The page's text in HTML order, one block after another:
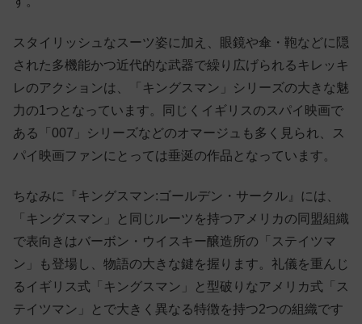
スタイリッシュなスーツ姿に加え、眼鏡や傘・鞄などに隠
された多機能かつ近代的な武器で繰り広げられるキレッキ
レのアクションは、「キングスマン」シリーズの大きな魅
力の1つとなっています。同じくイギリスのスパイ映画で
ある「007」シリーズなどのオマージュも多く見られ、ス
パイ映画ファンにとっては垂涎の作品となっています。
ちなみに『キングスマン:ゴールデン・サークル』には、
「キングスマン」と同じルーツを持つアメリカの同盟組織
で表向きはバーボン・ウイスキー醸造所の「ステイツマ
ン」も登場し、物語の大きな鍵を握ります。礼儀を重んじ
るイギリス式「キングスマン」と型破りなアメリカ式「ス
テイツマン」とで大きく異なる特徴を持つ2つの組織です